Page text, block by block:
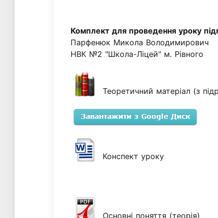
Комплект для проведення уроку
Парфенюк Микола Володимирович
НВК №2 "Школа-Ліцей" м. Рівного
Теоретичний матеріал (з
Конспект уроку
Основні поняття (теорія)